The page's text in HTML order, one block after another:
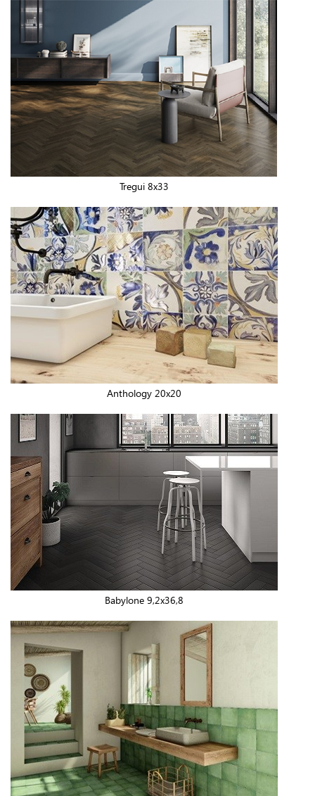
Tregui 8x33
Anthology 20x20
Babylone 9,2x36,8